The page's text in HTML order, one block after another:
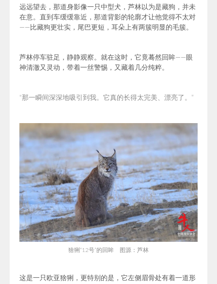
远远望去，那道身影像一只中型犬，芦林以为是藏狗，并未
在意。直到车缓缓靠近，那道背影的轮廓才让他觉得不太对
——比藏狗更壮实，尾巴更短，耳朵上有两簇明显的毛簇。
芦林停车驻足，静静观察。就在这时，它竟蓦然回眸——眼
神清澈又灵动，带着一丝警惕，又藏着几分纯粹。
“那一瞬间深深地吸引到我。它真的长得太完美、漂亮了。”
猞猁“12号”的回眸 图源：芦林
这是一只欧亚猞猁，更特别的是，它左侧眉骨处有着一道形